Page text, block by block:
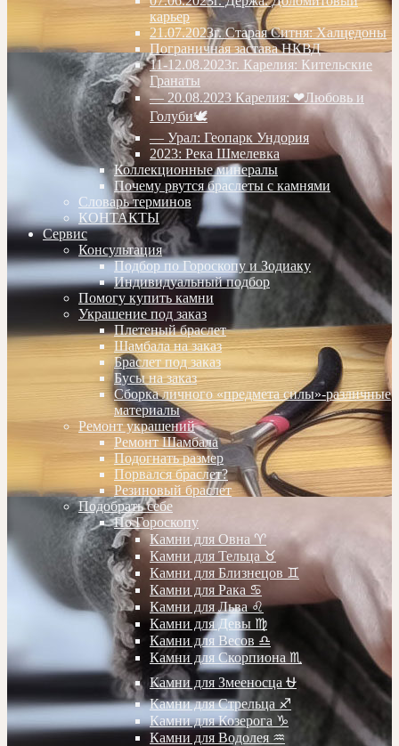
карьер
21.07.2023г. Старая Ситня: Халцедоны
Пограничная застава НКВД
11-12.08.2023г. Карелия: Кительские
Гранаты
— 20.08.2023 Карелия: ❤Любовь и
Голуби🕊
— Урал: Геопарк Ундория
2023: Река Шмелевка
Коллекционные минералы
Почему рвутся браслеты с камнями
Словарь терминов
КОНТАКТЫ
Сервис
Консультация
Подбор по Гороскопу и Зодиаку
Индивидуальный подбор
Помогу купить камни
Украшение под заказ
Плетеный браслет
Шамбала на заказ
Браслет под заказ
Бусы на заказ
Сборка личного «предмета силы»-различные
материалы
Ремонт украшений
Ремонт Шамбала
Подогнать размер
Порвался браслет?
Резиновый браслет
Подобрать себе
По Гороскопу
Камни для Овна ♈️
Камни для Тельца ♉️
Камни для Близнецов ♊️
Камни для Рака ♋️
Камни для Льва ♌️
Камни для Девы ♍️
Камни для Весов ♎️
Камни для Скорпиона ♏️
Камни для Змееносца ⛎
Камни для Стрельца ♐️
Камни для Козерога ♑️
Камни для Водолея ♒️